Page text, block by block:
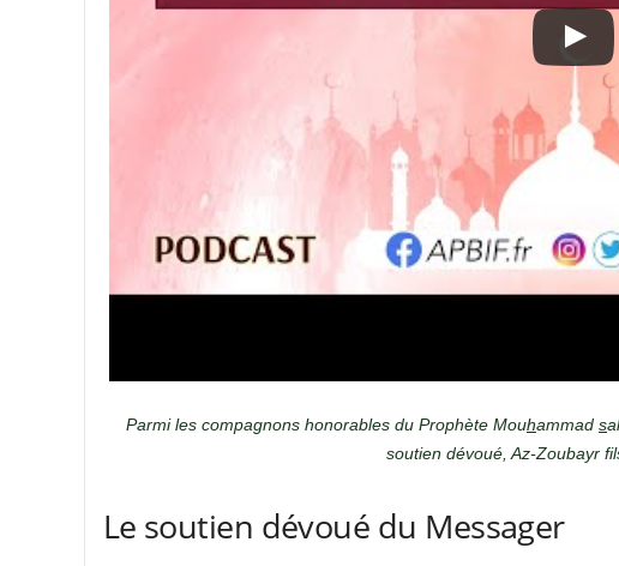
Parmi les compagnons honorables du Prophète Mouhammad s
soutien dévoué, Az-Zoubayr
Le soutien dévoué du Messager